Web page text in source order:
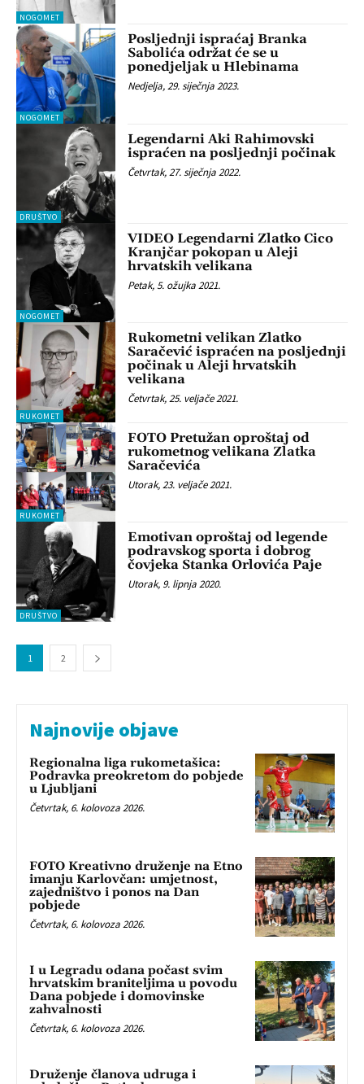
NOGOMET
NOGOMET
Posljednji ispraćaj Branka
Sabolića održat će se u
ponedjeljak u Hlebinama
Nedjelja, 29. siječnja 2023.
DRUŠTVO
Legendarni Aki Rahimovski
ispraćen na posljednji počinak
Četvrtak, 27. siječnja 2022.
NOGOMET
VIDEO Legendarni Zlatko Cico
Kranjčar pokopan u Aleji
hrvatskih velikana
Petak, 5. ožujka 2021.
RUKOMET
Rukometni velikan Zlatko
Saračević ispraćen na posljednji
počinak u Aleji hrvatskih
velikana
Četvrtak, 25. veljače 2021.
RUKOMET
FOTO Pretužan oproštaj od
rukometnog velikana Zlatka
Saračevića
Utorak, 23. veljače 2021.
DRUŠTVO
Emotivan oproštaj od legende
podravskog sporta i dobrog
čovjeka Stanka Orlovića Paje
Utorak, 9. lipnja 2020.
1 2
Najnovije objave
Regionalna liga rukometašica:
Podravka preokretom do pobjede
u Ljubljani
Četvrtak, 6. kolovoza 2026.
FOTO Kreativno druženje na Etno
imanju Karlovčan: umjetnost,
zajedništvo i ponos na Dan
pobjede
Četvrtak, 6. kolovoza 2026.
I u Legradu odana počast svim
hrvatskim braniteljima u povodu
Dana pobjede i domovinske
zahvalnosti
Četvrtak, 6. kolovoza 2026.
Druženje članova udruga i